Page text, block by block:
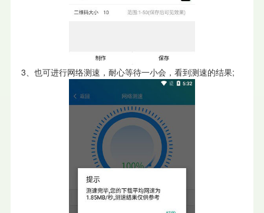
3、也可进行网络测速，耐心等待一小会，看到测速的结果;